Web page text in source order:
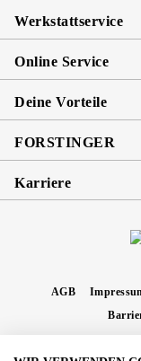
Werkstattservice
Online Service
Deine Vorteile
FORSTINGER
Karriere
AGB